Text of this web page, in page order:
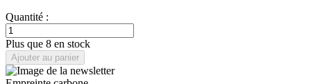
Quantité :
Plus que 8 en stock
Ajouter au panier